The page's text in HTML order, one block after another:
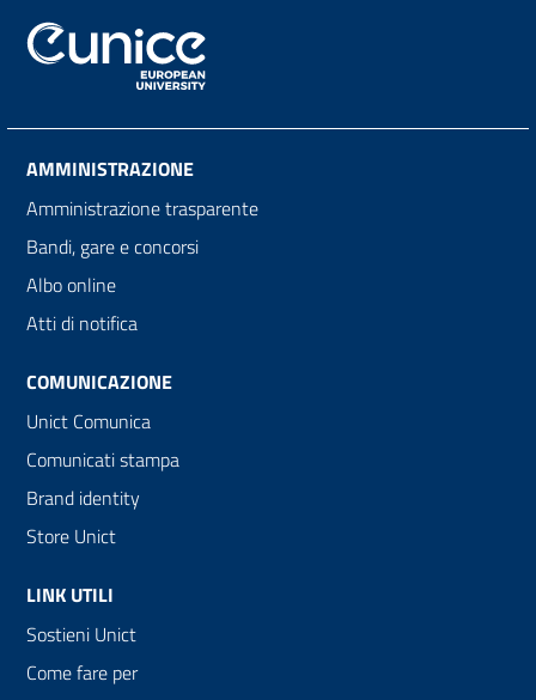
AMMINISTRAZIONE
Amministrazione trasparente
Bandi, gare e concorsi
Albo online
Atti di notifica
COMUNICAZIONE
Unict Comunica
Comunicati stampa
Brand identity
Store Unict
LINK UTILI
Sostieni Unict
Come fare per